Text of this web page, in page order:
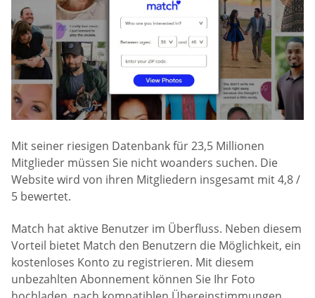
Mit seiner riesigen Datenbank für 23,5 Millionen
Mitglieder müssen Sie nicht woanders suchen. Die
Website wird von ihren Mitgliedern insgesamt mit 4,8 /
5 bewertet.
Match hat aktive Benutzer im Überfluss. Neben diesem
Vorteil bietet Match den Benutzern die Möglichkeit, ein
kostenloses Konto zu registrieren. Mit diesem
unbezahlten Abonnement können Sie Ihr Foto